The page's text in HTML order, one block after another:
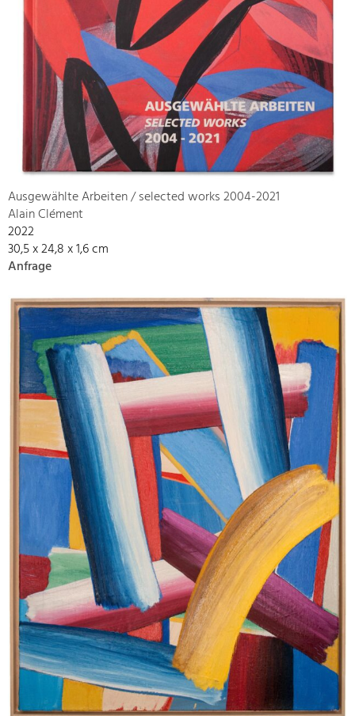
Ausgewählte Arbeiten / selected works 2004-2021
Alain Clément
2022
30,5 x 24,8 x 1,6 cm
Anfrage